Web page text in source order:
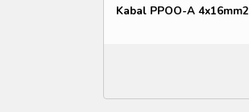
Kabal PPOO-A 4x16mm2